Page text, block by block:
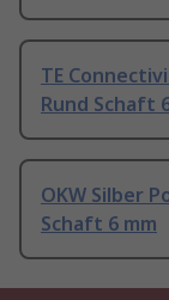
TE
Rund Schaft
OKW Silber
Schaft 6 mm